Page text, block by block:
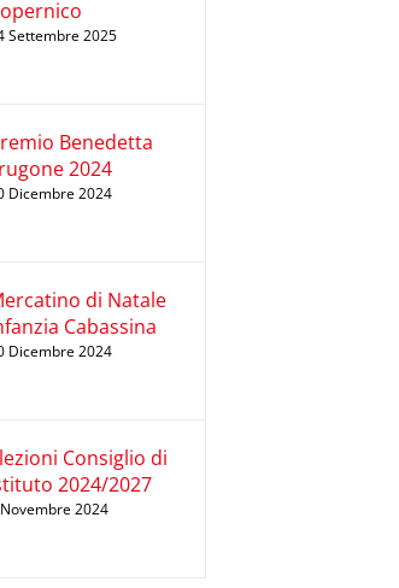
Settembre 2025
Benedetta
2024
Dicembre 2024
di Natale
Cabassina
Dicembre 2024
Consiglio di
2024/2027
2024